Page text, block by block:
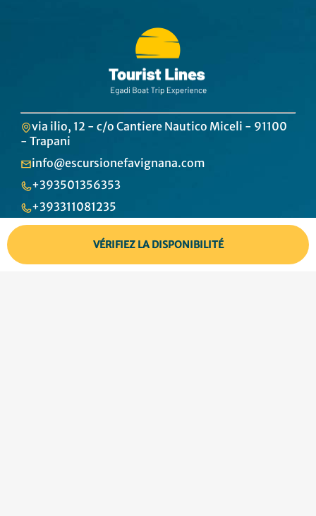
VÉRIFIEZ LA DISPONIBILITÉ
via ilio, 12 - c/o Cantiere Nautico Miceli - 91100
- Trapani
info@escursionefavignana.com
+393501356353
+393311081235
TVA IT02683420810
Sitemap